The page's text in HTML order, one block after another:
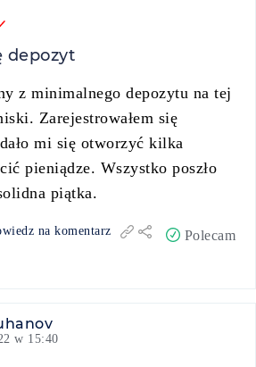
depozyt
z minimalnego depozytu na tej
Zarejestrowałem się
mi się otworzyć kilka
pieniądze. Wszystko poszło
piątka.
na komentarz Polecam
w 15:40